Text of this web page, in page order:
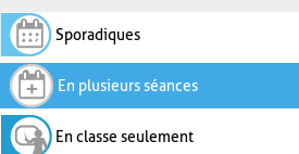
Sporadiques
En plusieurs séances
En classe seulement